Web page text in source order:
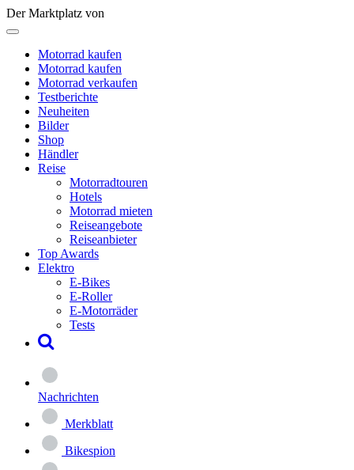
Der Marktplatz von
Motorrad kaufen
Motorrad kaufen
Motorrad verkaufen
Testberichte
Neuheiten
Bilder
Shop
Händler
Reise
Motorradtouren
Hotels
Motorrad mieten
Reiseangebote
Reiseanbieter
Top Awards
Elektro
E-Bikes
E-Roller
E-Motorräder
Tests
Nachrichten
Merkblatt
Bikespion